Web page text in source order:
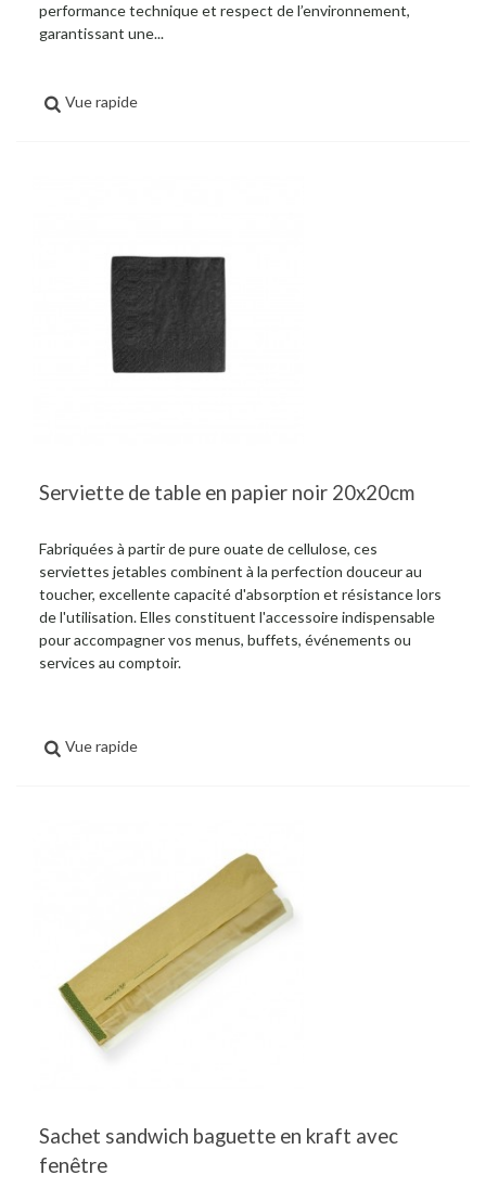
performance technique et respect de l’environnement,
garantissant une...
Vue rapide
Serviette de table en papier noir 20x20cm
Fabriquées à partir de pure ouate de cellulose, ces
serviettes jetables combinent à la perfection douceur au
toucher, excellente capacité d'absorption et résistance lors
de l'utilisation. Elles constituent l'accessoire indispensable
pour accompagner vos menus, buffets, événements ou
services au comptoir.
Vue rapide
Sachet sandwich baguette en kraft avec
fenêtre